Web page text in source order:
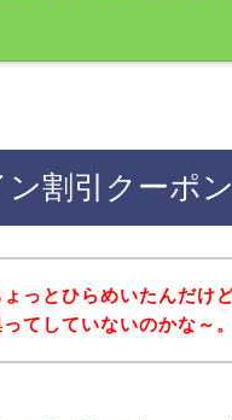
割引クーポ
ょっとひらめいたんだけ
てしていないのかな～。